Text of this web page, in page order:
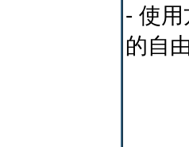
- 使
的自